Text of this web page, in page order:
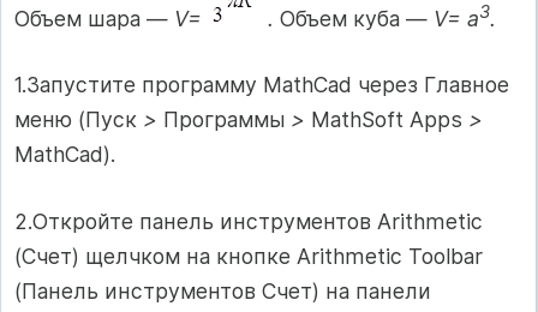
Объем шара — V= . Объем куба — V= a3.
1.Запустите программу MathCad через Главное
меню (Пуск > Программы > MathSoft Apps >
MathCad).
2.Откройте панель инструментов Arithmetic
(Счет) щелчком на кнопке Arithmetic Toolbar
(Панель инструментов Счет) на панели